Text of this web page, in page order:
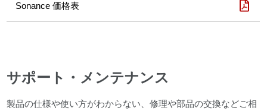
Sonance 価格表
サポート・メンテナンス
製品の仕様や使い方がわからない、修理や部品の交換などご相